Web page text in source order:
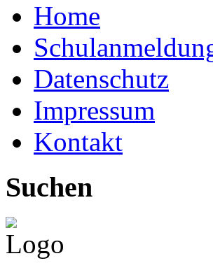
Home
Datenschutz
Impressum
Kontakt
Suchen